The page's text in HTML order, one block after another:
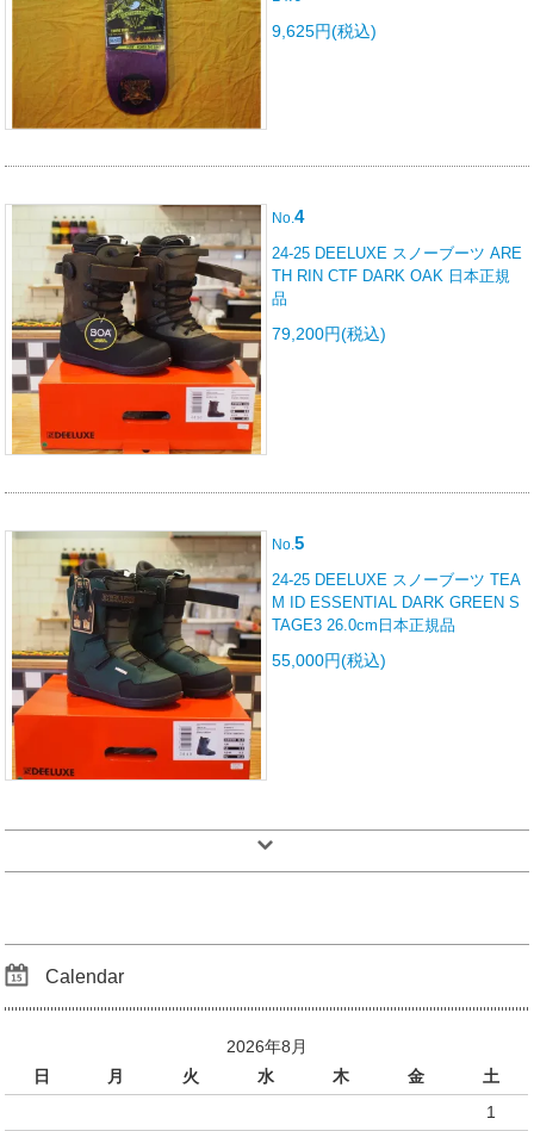
9,625円(税込)
No.4
24-25 DEELUXE スノーブーツ ARE
TH RIN CTF DARK OAK 日本正規
品
79,200円(税込)
No.5
24-25 DEELUXE スノーブーツ TEA
M ID ESSENTIAL DARK GREEN S
TAGE3 26.0cm日本正規品
55,000円(税込)
Calendar
2026年8月
日
月 火 水 木 金
土
1